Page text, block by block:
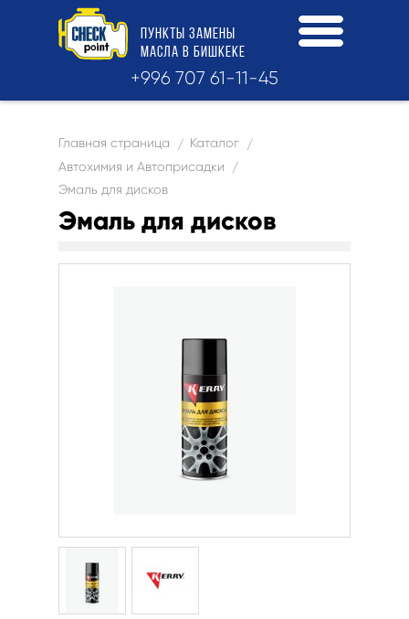
ПУНКТЫ ЗАМЕНЫ
МАСЛА В БИШКЕКЕ
+996 707 61-11-45
Главная страница / Каталог
/
Автохимия и Автоприсадки
/
Эмаль для дисков
Эмаль для дисков